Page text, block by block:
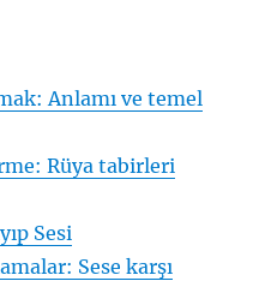
Anlamı ve temel
Rüya tabirleri
Sesi
Sese karşı